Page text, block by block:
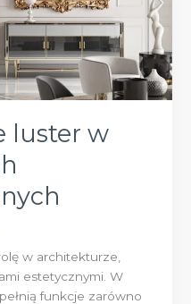
luster w
w architekturze,
estetycznymi. W
funkcje zarówno